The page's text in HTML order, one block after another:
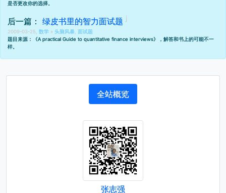
是否更改你的选择。
后一篇： 绿皮书里的智力面试题
2009-03-25, 数学 » 头脑风暴, 面试题
题目来源：《A practical Guide to quantitative finance interviews》，解答和书上的可能不一
样。
全站概览
张志强